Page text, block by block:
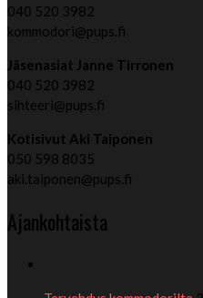
040 520 3982
kommodori@pups.fi
Jäsenasiat Janne Tirronen
040 520 3982
sihteeri@pups.fi
Kotisivut Aki Taiponen
050 598 8035
aki.taiponen@pups.fi
Ajankohtaista